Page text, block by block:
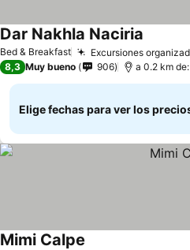
Bed & Breakfast Excursiones
Dar Nakhla Naciria
8,3 Muy bueno 906 a 0.2 km
Elige fechas para ver los
Mimi Calpe